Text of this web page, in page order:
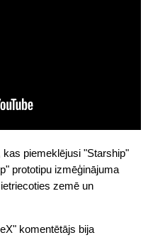
piemeklējusi "Starship"
prototipu izmēģinājuma
zemē un
komentētājs bija